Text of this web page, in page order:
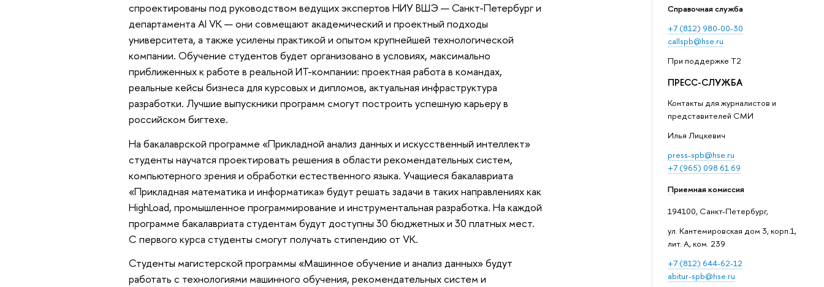
Справочная служба
+7 (812) 980-00-30
callspb@hse.ru
При поддержке T2
ПРЕСС-СЛУЖБА
Контакты для журналистов и
представителей СМИ
Илья Лицкевич
press-spb@hse.ru
+7 (965) 098 61 69
Приемная комиссия
194100, Санкт-Петербург,
ул. Кантемировская дом 3, корп.1,
лит. А, ком. 239
+7 (812) 644-62-12
abitur-spb@hse.ru
спроектированы под руководством ведущих экспертов НИУ ВШЭ — Санкт-Петербург и
департамента AI VK — они совмещают академический и проектный подходы
университета, а также усилены практикой и опытом крупнейшей технологической
компании. Обучение студентов будет организовано в условиях, максимально
приближенных к работе в реальной ИТ-компании: проектная работа в командах,
реальные кейсы бизнеса для курсовых и дипломов, актуальная инфраструктура
разработки. Лучшие выпускники программ смогут построить успешную карьеру в
российском бигтехе.
На бакалаврской программе «Прикладной анализ данных и искусственный интеллект»
студенты научатся проектировать решения в области рекомендательных систем,
компьютерного зрения и обработки естественного языка. Учащиеся бакалавриата
«Прикладная математика и информатика» будут решать задачи в таких направлениях как
HighLoad, промышленное программирование и инструментальная разработка. На каждой
программе бакалавриата студентам будут доступны 30 бюджетных и 30 платных мест.
С первого курса студенты смогут получать стипендию от VK.
Студенты магистерской программы «Машинное обучение и анализ данных» будут
работать с технологиями машинного обучения, рекомендательных систем и